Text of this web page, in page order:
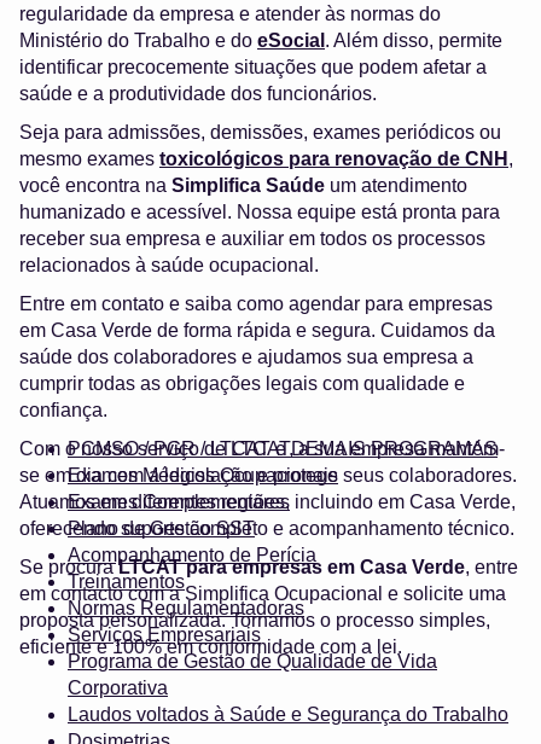
regularidade da empresa e atender às normas do
Ministério do Trabalho e do eSocial . Além disso, permite
identificar precocemente situações que podem afetar a
saúde e a produtividade dos funcionários.
Seja para admissões, demissões, exames periódicos ou
mesmo exames toxicológicos para renovação de CNH ,
você encontra na Simplifica Saúde um atendimento
humanizado e acessível. Nossa equipe está pronta para
receber sua empresa e auxiliar em todos os processos
relacionados à saúde ocupacional.
Entre em contato e saiba como agendar para empresas
em Casa Verde de forma rápida e segura. Cuidamos da
saúde dos colaboradores e ajudamos sua empresa a
cumprir todas as obrigações legais com qualidade e
confiança.
PCMSO / PGR / LTCAT e DEMAIS PROGRAMAS
Exames Médicos Ocupacionais
Exames Complementares
Plano de Gestão SST
Acompanhamento de Perícia
Treinamentos
Normas Regulamentadoras
Serviços Empresariais
Programa de Gestão de Qualidade de Vida
Corporativa
Laudos voltados à Saúde e Segurança do Trabalho
Com o nosso serviço de LTCAT, a sua empresa mantém-
se em dia com a legislação e protege seus colaboradores.
Atuamos em diferentes regiões, incluindo em Casa Verde,
oferecendo suporte completo e acompanhamento técnico.
Se procuraLTCAT para empresas em Casa Verde, entre
em contacto com a Simplifica Ocupacional e solicite uma
proposta personalizada. Tornamos o processo simples,
eficiente e 100% em conformidade com a lei.